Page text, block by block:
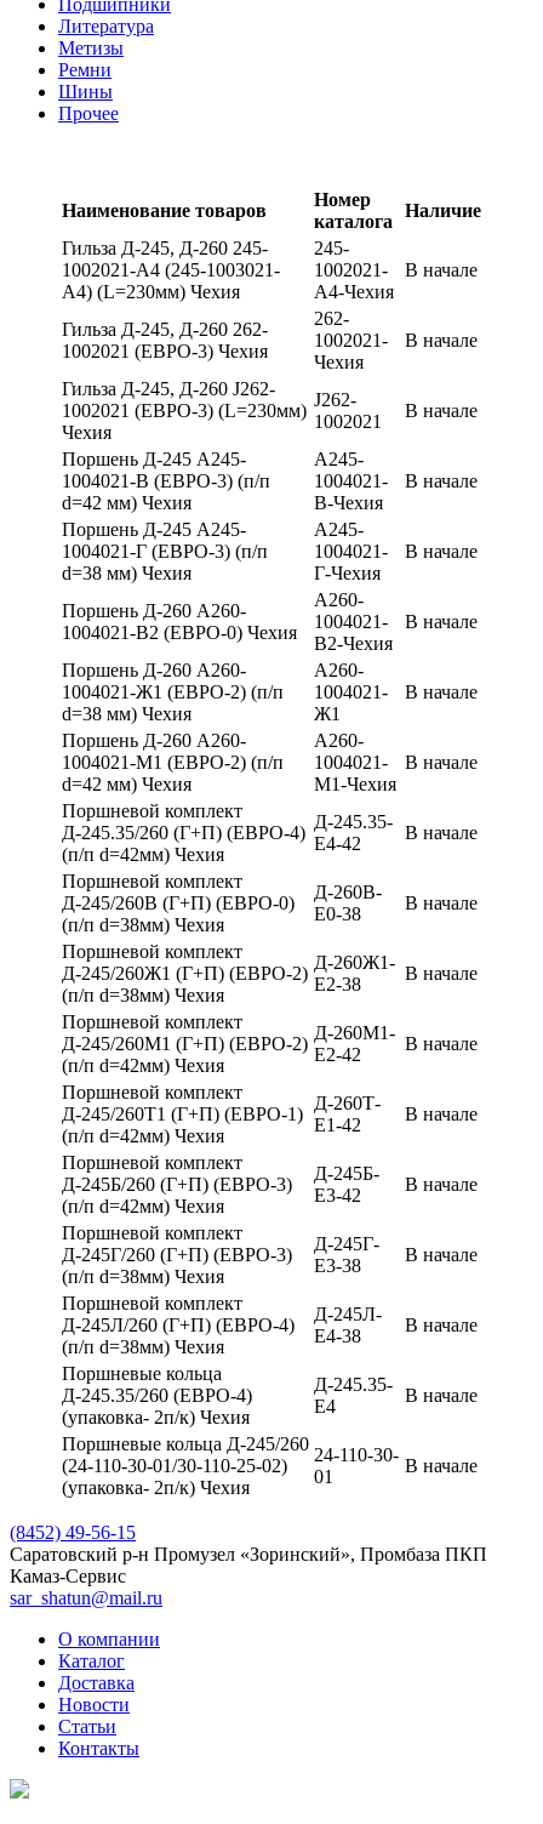
Литература
Метизы
Ремни
Шины
Прочее
Наименование товаров
Номер
каталога
Наличие
Гильза Д-245, Д-260 245-
1002021-А4 (245-1003021-
А4) (L=230мм) Чехия
245-
1002021-
А4-Чехия
В начале
Гильза Д-245, Д-260 262-
1002021 (ЕВРО-3) Чехия
262-
1002021-
Чехия
В начале
Гильза Д-245, Д-260 J262-
1002021 (ЕВРО-3) (L=230мм)
Чехия
J262-
1002021
В начале
Поршень Д-245 А245-
1004021-В (ЕВРО-3) (п/п
d=42 мм) Чехия
А245-
1004021-
В-Чехия
В начале
Поршень Д-245 А245-
1004021-Г (ЕВРО-3) (п/п
d=38 мм) Чехия
А245-
1004021-
Г-Чехия
В начале
Поршень Д-260 А260-
1004021-В2 (ЕВРО-0) Чехия
А260-
1004021-
В2-Чехия
В начале
Поршень Д-260 А260-
1004021-Ж1 (ЕВРО-2) (п/п
d=38 мм) Чехия
А260-
1004021-
Ж1
В начале
Поршень Д-260 А260-
1004021-М1 (ЕВРО-2) (п/п
d=42 мм) Чехия
А260-
1004021-
М1-Чехия
В начале
Поршневой комплект
Д-245.35/260 (Г+П) (ЕВРО-4)
(п/п d=42мм) Чехия
Д-245.35-
Е4-42
В начале
Поршневой комплект
Д-245/260В (Г+П) (ЕВРО-0)
(п/п d=38мм) Чехия
Д-260В-
Е0-38
В начале
Поршневой комплект
Д-245/260Ж1 (Г+П) (ЕВРО-2)
(п/п d=38мм) Чехия
Д-260Ж1-
Е2-38
В начале
Поршневой комплект
Д-245/260М1 (Г+П) (ЕВРО-2)
(п/п d=42мм) Чехия
Д-260М1-
Е2-42
В начале
Поршневой комплект
Д-245/260Т1 (Г+П) (ЕВРО-1)
(п/п d=42мм) Чехия
Д-260Т-
Е1-42
В начале
Поршневой комплект
Д-245Б/260 (Г+П) (ЕВРО-3)
(п/п d=42мм) Чехия
Д-245Б-
Е3-42
В начале
Поршневой комплект
Д-245Г/260 (Г+П) (ЕВРО-3)
(п/п d=38мм) Чехия
Д-245Г-
Е3-38
В начале
Поршневой комплект
Д-245Л/260 (Г+П) (ЕВРО-4)
(п/п d=38мм) Чехия
Д-245Л-
Е4-38
В начале
Поршневые кольца
Д-245.35/260 (ЕВРО-4)
(упаковка- 2п/к) Чехия
Д-245.35-
Е4
В начале
Поршневые кольца Д-245/260
(24-110-30-01/30-110-25-02)
(упаковка- 2п/к) Чехия
24-110-30-
01
В начале
(8452) 49-56-15
Саратовский р-н Промузел «Зоринский», Промбаза ПКП
Камаз-Сервис
sar_shatun@mail.ru
О компании
Каталог
Доставка
Новости
Статьи
Контакты